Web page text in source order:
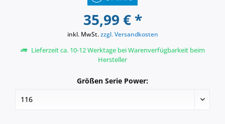
35,99 € *
inkl. MwSt.zzgl. Versandkosten
Lieferzeit ca. 10-12 Werktage bei Warenverfügbarkeit beim
Hersteller
Größen Serie Power: